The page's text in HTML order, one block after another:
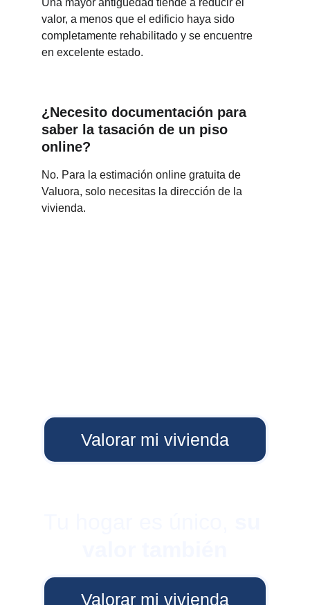
Una mayor antigüedad tiende a reducir el
valor, a menos que el edificio haya sido
completamente rehabilitado y se encuentre
en excelente estado.
¿Necesito documentación para
saber la tasación de un piso
online?
No. Para la estimación online gratuita de
Valuora, solo necesitas la dirección de la
vivienda.
Valorar mi vivienda
Valorar mi vivienda